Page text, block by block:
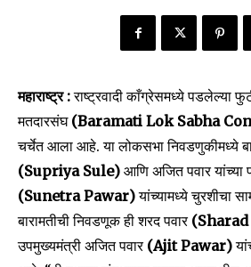
महाराष्ट्र :राष्ट्रवादी काँग्रेसमध्ये पडलेल्या
मतदारसंघ(Baramati Lok Sabha
चर्चेत आला आहे. या लोकसभा निवडणुकीमध्ये
(Supriya Sule) आणि अजित पवार यांच्या
(Sunetra Pawar)यांच्यामध्ये चुरशीचा
बारामतीची निवडणूक ही शरद पवार(Sharad
उपमुख्यमंत्री अजित पवार(Ajit Pawar)